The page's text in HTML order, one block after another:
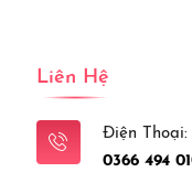
Liên Hệ
Điện Thoại:
0366 494